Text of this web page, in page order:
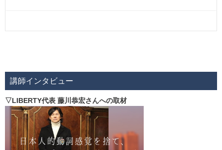
講師インタビュー
▽LIBERTY代表 藤川恭宏さんへの取材